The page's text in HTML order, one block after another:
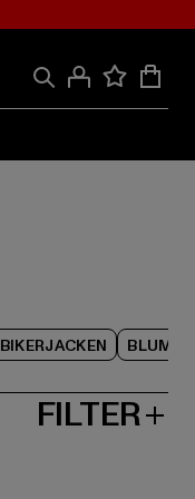
BIKERJACKEN
FILTER